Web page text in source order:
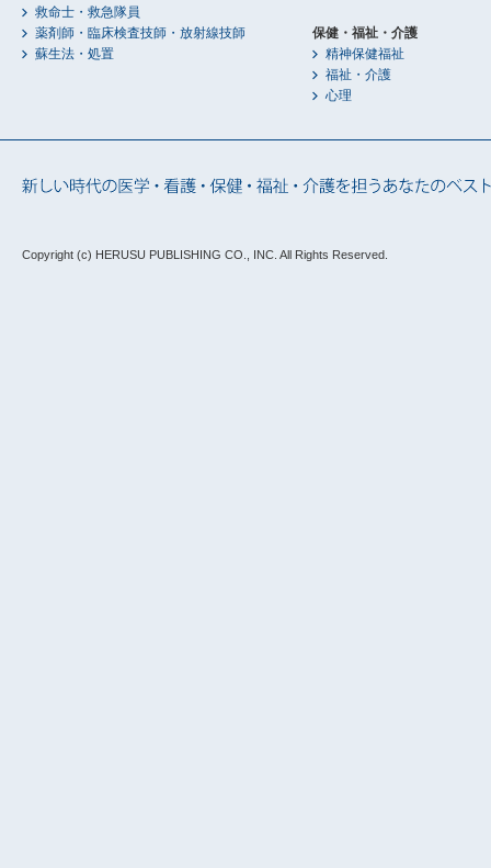
救命士・救急隊員
薬剤師・臨床検査技師・放射線技師
蘇生法・処置
保健・福祉・介護
精神保健福祉
福祉・介護
心理
Copyright (c) HERUSU PUBLISHING CO., INC. All Rights Reserved.